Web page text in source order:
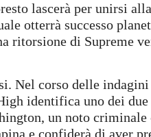
lascerà per unirsi
otterrà successo
ritorsione di Supreme
Nel corso delle
identifica uno dei
un noto criminale
e confiderà di aver